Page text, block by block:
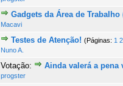
Gadgets da Área de Trabalho
Macavi
0 Voto(s) - 0 de 5 na
12 345
Testes de Atenção! (Páginas: 1 2
Nuno A.
1 Voto(s) - 5 de 5 na
1 2 345
Votação: Ainda valerá a pena
progster
0 Voto(s) - 0 de 5 na
123 45